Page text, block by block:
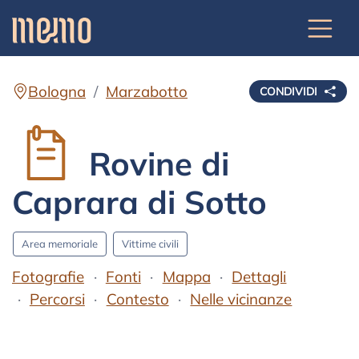
CONDIVIDI
Bologna Marzabotto
Rovine di
Caprara di Sotto
Area memoriale Vittime civili
Fotografie Fonti Mappa
Dettagli
Percorsi
Contesto Nelle vicinanze